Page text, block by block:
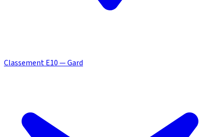
Classement E10 — Gard